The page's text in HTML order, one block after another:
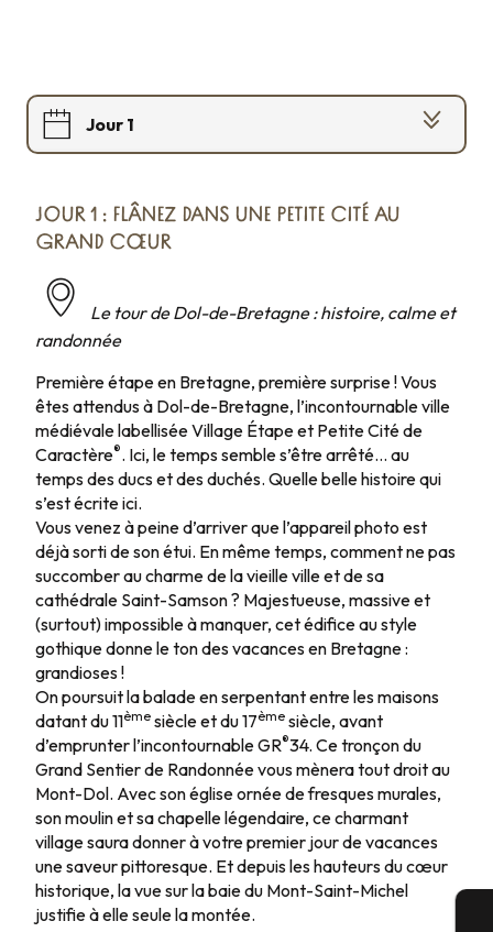
Jour 1
Jour 3
Jour 5
Jour 6
Jour 7
JOUR 1 : FLÂNEZ DANS UNE PETITE CITÉ AU
GRAND CŒUR
Le tour de Dol-de-Bretagne : histoire, calme et
randonnée
Première étape en Bretagne, première surprise ! Vous
êtes attendus à Dol-de-Bretagne, l’incontournable ville
médiévale labellisée Village Étape et Petite Cité de
Caractère®. Ici, le temps semble s’être arrêté… au
temps des ducs et des duchés. Quelle belle histoire qui
s’est écrite ici.
Vous venez à peine d’arriver que l’appareil photo est
déjà sorti de son étui. En même temps, comment ne pas
succomber au charme de la vieille ville et de sa
cathédrale Saint-Samson ? Majestueuse, massive et
(surtout) impossible à manquer, cet édifice au style
gothique donne le ton des vacances en Bretagne :
grandioses !
On poursuit la balade en serpentant entre les maisons
datant du 11ème siècle et du 17ème siècle, avant
d’emprunter l’incontournable GR®34. Ce tronçon du
Grand Sentier de Randonnée vous mènera tout droit au
Mont-Dol. Avec son église ornée de fresques murales,
son moulin et sa chapelle légendaire, ce charmant
village saura donner à votre premier jour de vacances
une saveur pittoresque. Et depuis les hauteurs du cœur
historique, la vue sur la baie du Mont-Saint-Michel
justifie à elle seule la montée.